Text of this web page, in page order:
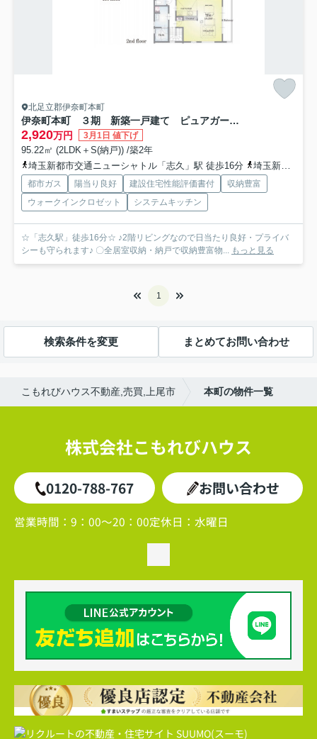
北足立郡伊奈町本町
伊奈町本町 ３期 新築一戸建て ピュアガーデン 04
2,920万円 3月1日 値下げ
95.22㎡ (2LDK＋S(納戸)) /築2年
埼玉新都市交通ニューシャトル「志久」駅 徒歩16分
埼玉新都市交通ニューシャトル「伊奈中央」駅 徒歩13分
都市ガス 陽当り良好 建設住宅性能評価書付
収納豊富
ウォークインクロゼット
システムキッチン
☆「志久駅」徒歩16分☆ ♪2階リビングなので日当たり良好・プライバ
シーも守られます♪ 〇全居室収納・納戸で収納豊富物... もっと見る
1
検索条件を変更 まとめてお問い合わせ
こもれびハウス不動産,売買,上尾市 本町の物件一覧
株式会社こもれびハウス
0120-788-767 お問い合わせ
営業時間： 9：00～20：00定休日： 水曜日